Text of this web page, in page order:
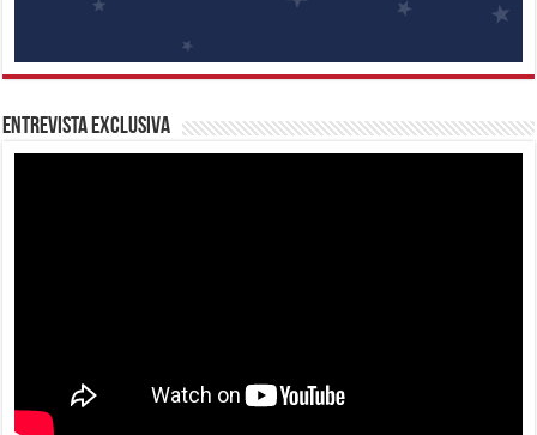
Entrevista Exclusiva